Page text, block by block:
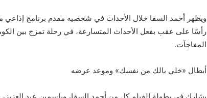
ويظهر أحمد السقا خلال الأحداث في شخصية مقدم برنامج إذاعي
رأسًا على عقب بفعل الأحداث المتسارعة، في رحلة تمزج بين
المفاجآت.
أبطال «خلي بالك من نفسك» وموعد عرضه
يشارك في بطولة الفيلم كل من أحمد السقا، وياسمين عبد